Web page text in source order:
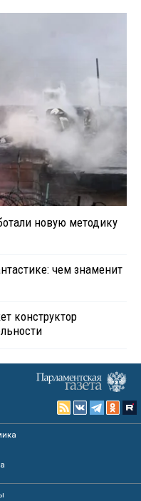
новую методику
чем знаменит
конструктор